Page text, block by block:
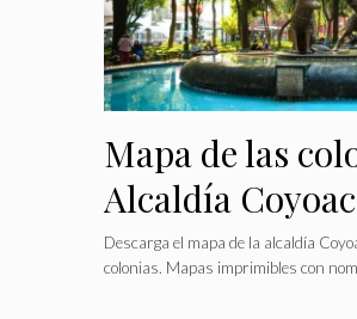
Mapa de las
Alcaldía
Descarga el mapa de la alcaldía
colonias. Mapas imprimibles con